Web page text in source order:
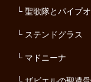
聖歌隊とパイプ
ステンドグラス
マドニーナ